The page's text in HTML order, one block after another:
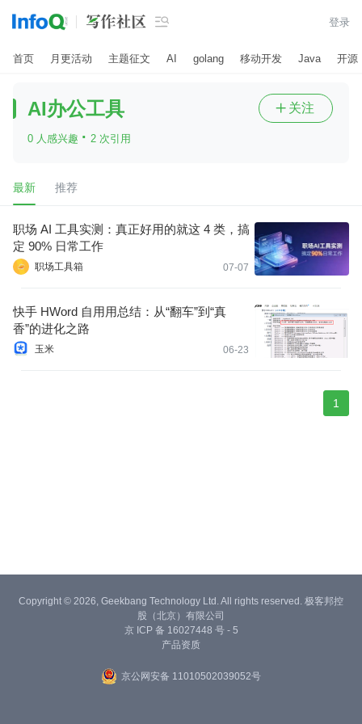
 登录
首页 月更活动 主题征文 AI golang 移动开发 Java 开源
AI办公工具
0 人感兴趣 · 2 次引用
 关注
最新 推荐
职场 AI 工具实测：真正好用的就这 4 类，搞
定 90% 日常工作
职场工具箱 07-07
快手 HWord 自用用总结：从“翻车”到“真
香”的进化之路
玉米 06-23
1
Copyright © 2026, Geekbang Technology Ltd. All rights reserved. 极客邦控
股（北京）有限公司
京 ICP 备 16027448 号 - 5
产品资质
京公网安备 11010502039052号